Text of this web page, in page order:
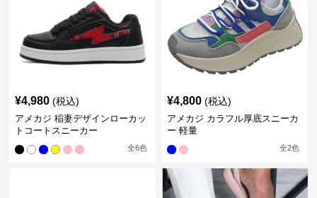
¥4,980 (税込)
アメカジ 稲妻デザインローカッ
トコートスニーカー
全6色
¥4,800 (税込)
アメカジ カラフル厚底スニーカ
ー 軽量
全2色